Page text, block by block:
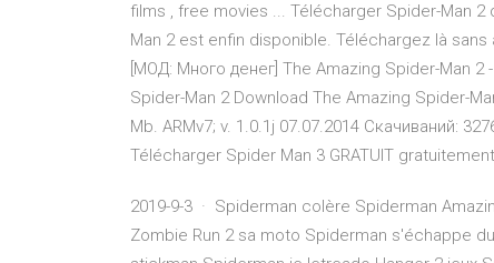
films , free movies ... Télécharger Spider-Man
Man 2 est enfin disponible. Téléchargez là
[МОД: Много денег] The Amazing Spider-Man
Spider-Man 2 Download The Amazing Spider-
Mb. ARMv7; v. 1.0.1j 07.07.2014 Скачиваний:
Télécharger Spider Man 3 GRATUIT gratuitement
2019-9-3 · Spiderman colère Spiderman
Zombie Run 2 sa moto Spiderman s'échappe